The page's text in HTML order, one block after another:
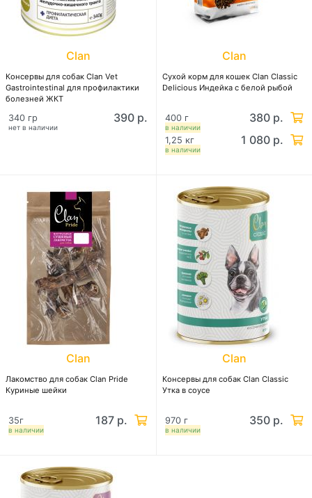
Clan
Консервы для собак Clan Vet
Gastrointestinal для профилактики
болезней ЖКТ
нет в наличии
340 гр 390 р.
Clan
Сухой корм для кошек Clan Classic
Delicious Индейка с белой рыбой
в наличии
400 г 380 р.
в наличии
1,25 кг 1 080 р.
Clan
Лакомство для собак Clan Pride
Куриные шейки
в наличии
35г 187 р.
Clan
Консервы для собак Clan Classic
Утка в соусе
в наличии
970 г 350 р.